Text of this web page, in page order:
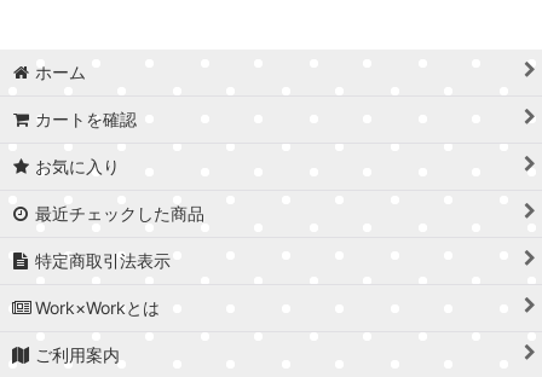
材料 / パーツ
ウェディングアイテム
家紋グッズ
スタンド / イーゼル
フォトフレーム
ホーム
カートを確認
お気に入り
最近チェックした商品
特定商取引法表示
Work×Workとは
ご利用案内